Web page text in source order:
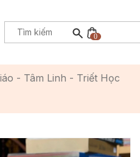
0
- Tâm Linh - Triết Học